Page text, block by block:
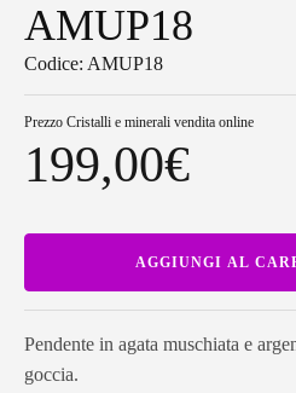
AMUP18
Codice: AMUP18
Prezzo Cristalli e minerali vendita online
199,00€
agata
muschiata
forma
goccia
AGGIUNGI AL
Pendente in agata muschiata e
goccia.